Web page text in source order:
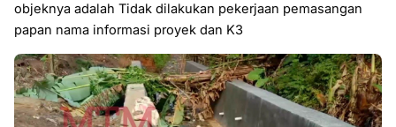
objeknya adalah Tidak dilakukan pekerjaan pemasangan
papan nama informasi proyek dan K3